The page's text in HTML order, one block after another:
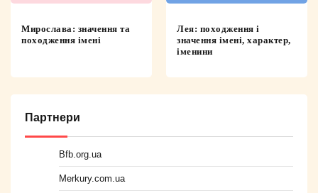
Мирослава: значення та
походження імені
Лея: походження і
значення імені, характер,
іменини
Партнери
Bfb.org.ua
Merkury.com.ua